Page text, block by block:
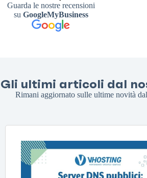
Guarda le nostre recensioni
su GoogleMyBusiness
Gli ultimi articoli dal
Rimani aggiornato sulle ultime novità